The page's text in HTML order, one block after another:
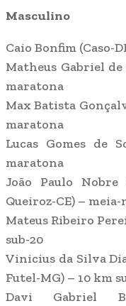
Masculino
Caio Bonfim (Caso-
Matheus Gabriel
maratona
Max Batista
maratona
Lucas Gomes de
maratona
João Paulo Nobre
Queiroz-CE) –
Mateus Ribeiro
sub-20
Vinicius da Silva
Futel-MG) – 10 km
Davi Gabriel